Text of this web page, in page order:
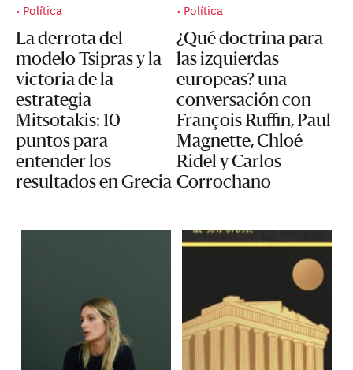
Política
La derrota del
modelo Tsipras y la
victoria de la
estrategia
Mitsotakis: 10
puntos para
entender los
resultados en Grecia
Política
¿Qué doctrina para
las izquierdas
europeas? una
conversación con
François Ruffin, Paul
Magnette, Chloé
Ridel y Carlos
Corrochano